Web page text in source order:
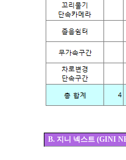
B. 지니 넥스트 (GINI